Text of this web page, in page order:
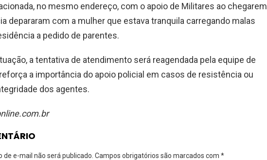
no mesmo endereço, com o apoio de Militares ao chegarem
depararam com a mulher que estava tranquila carregando malas
a pedido de parentes.
a tentativa de atendimento será reagendada pela equipe de
a importância do apoio policial em casos de resistência ou
dos agentes.
de e-mail não será publicado. Campos obrigatórios são marcados com *